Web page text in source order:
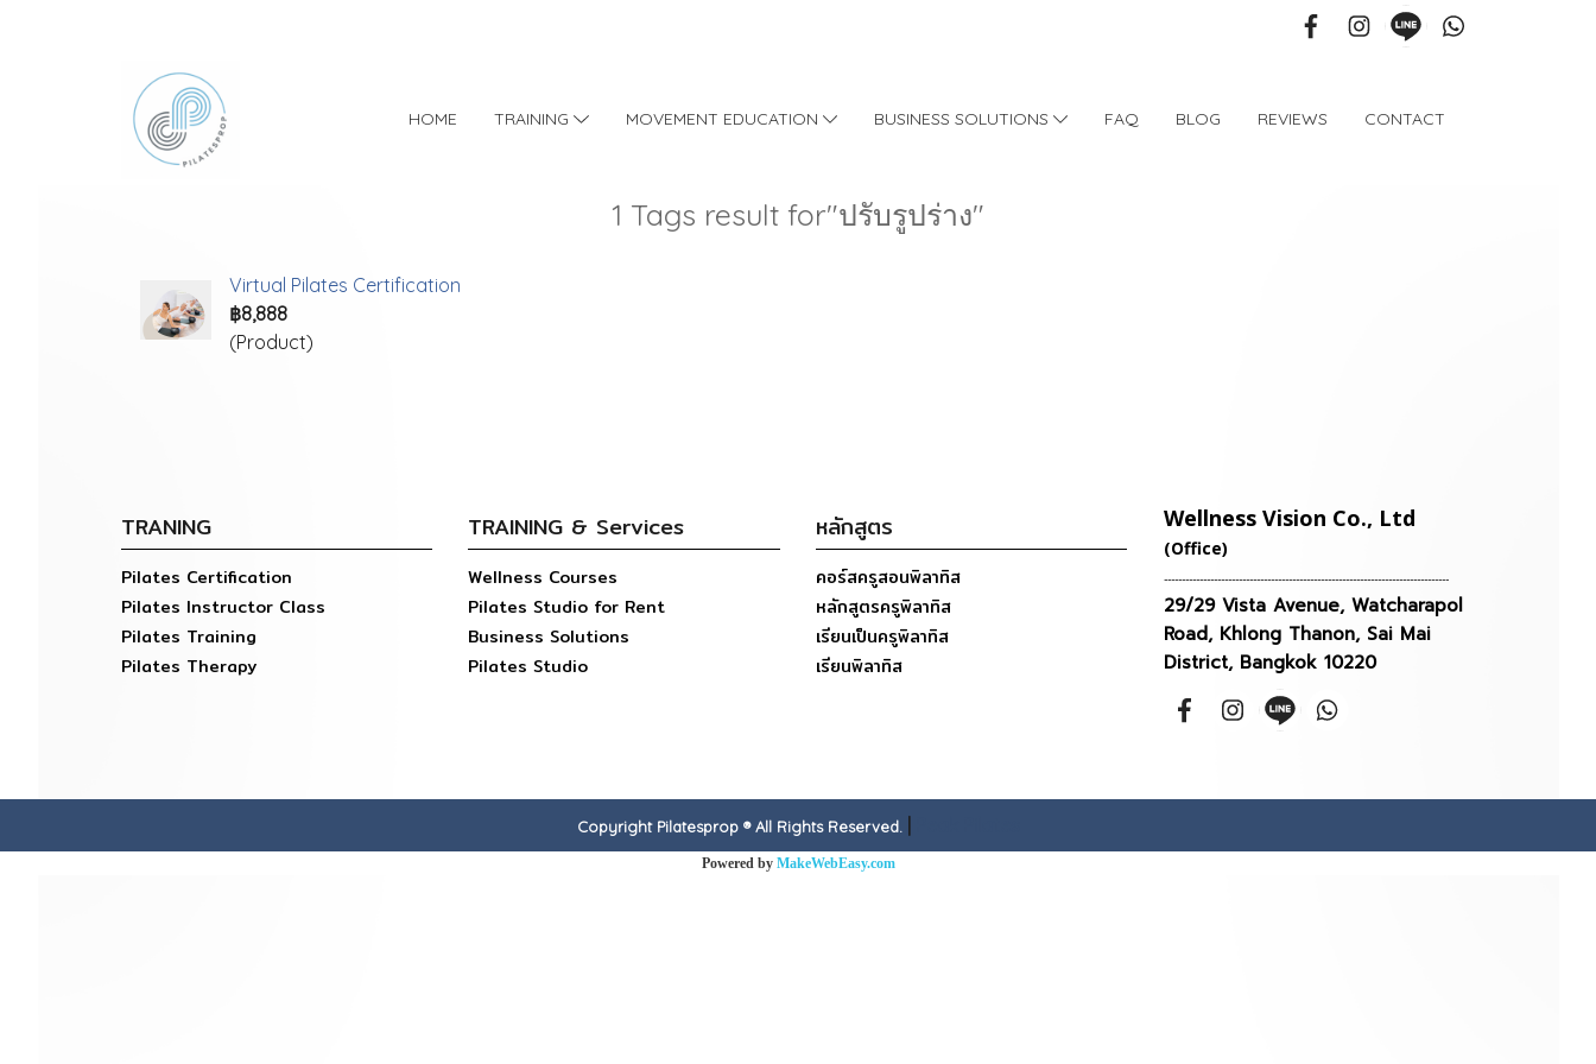
HOME TRAINING MOVEMENT EDUCATION BUSINESS SOLUTIONS FAQ BLOG REVIEWS CONTACT
1 Tags result for"ปรับรูปร่าง"
Virtual Pilates Certification
฿8,888
(Product)
TRANING
Pilates Certification
Pilates Instructor Class
Pilates Training
Pilates Therapy
TRAINING & Services
Wellness Courses
Pilates Studio for Rent
Business Solutions
Pilates Studio
หลักสูตร
คอร์สครูสอนพิลาทิส
หลักสูตรครูพิลาทิส
เรียนเป็นครูพิลาทิส
เรียนพิลาทิส
Wellness Vision Co., Ltd
(Office)
--------------------------------------------------------------------------------
29/29 Vista Avenue, Watcharapol
Road, Khlong Thanon, Sai Mai
District, Bangkok 10220
Copyright Pilatesprop ® All Rights Reserved.|
Powered by MakeWebEasy.com